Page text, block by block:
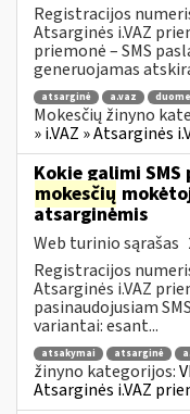
Registracijos
Atsarginės i.VAZ
priemonė – SMS
generuojamas
atsarginė a.vaz
Mokesčių žinyno
» i.VAZ » Atsarginės
Kokie galimi
mokesčių
atsarginėmis
Web turinio sąrašas
Registracijos
Atsarginės i.VAZ
pasinaudojusiam
variantai: esant...
atsakymai atsarginė
žinyno kategorijos:
Atsarginės i.VAZ